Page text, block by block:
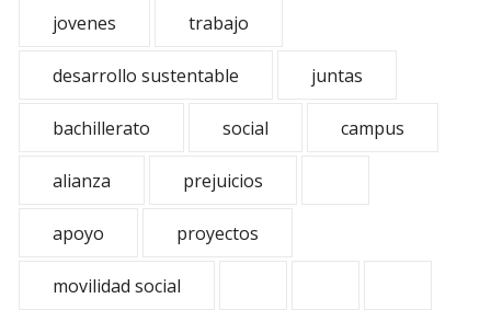
jovenes trabajo
desarrollo sustentable juntas
bachillerato social campus
alianza prejuicios
apoyo proyectos
movilidad social